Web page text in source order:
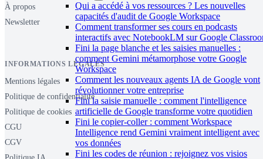
Qui a accédé à vos ressources ? Les nouvelles
capacités d'audit de Google Workspace
Comment transformer ses cours en podcasts
interactifs avec NotebookLM sur Google
Fini la page blanche et les saisies manuelles :
comment Gemini métamorphose votre Google
Workspace
Comment les nouveaux agents IA de Google vont
révolutionner votre entreprise
Fini la saisie manuelle : comment l'intelligence
artificielle de Google transforme votre quotidien
Fini le copier-coller : comment Workspace
Intelligence rend Gemini vraiment intelligent avec
vos données
Fini les codes de réunion : rejoignez vos visios
À propos
Newsletter
INFORMATIONS LÉGALES
Mentions légales
Politique de confidentialité
Politique de cookies
CGU
CGV